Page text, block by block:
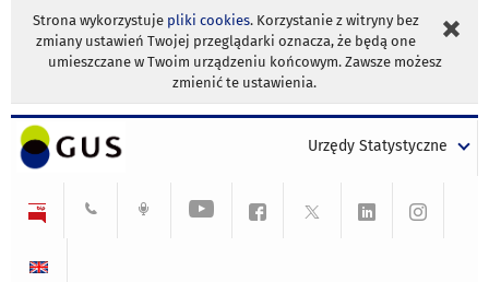
Strona wykorzystuje pliki cookies. Korzystanie z witryny bez
zmiany ustawień Twojej przeglądarki oznacza, że będą one
umieszczane w Twoim urządzeniu końcowym. Zawsze możesz
zmienić te ustawienia.
Urzędy Statystyczne